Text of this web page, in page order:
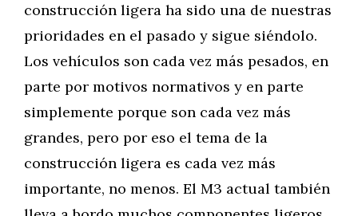
construcción ligera ha sido una de nuestras
prioridades en el pasado y sigue siéndolo.
Los vehículos son cada vez más pesados, en
parte por motivos normativos y en parte
simplemente porque son cada vez más
grandes, pero por eso el tema de la
construcción ligera es cada vez más
importante, no menos. El M3 actual también